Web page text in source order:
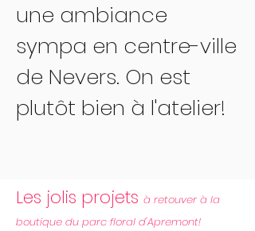
une ambiance
sympa en centre-ville
de Nevers. On est
plutôt bien à l'atelier!
Les jolis projets à retouver à la
boutique du parc floral d'Apremont!